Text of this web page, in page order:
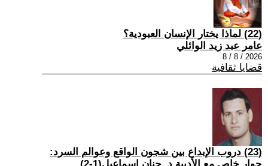
(22) لماذا يختار الإنسان العبودية؟
عامر عبد زيد الوائلي
2026 / 8 / 8
قضايا ثقافية
(23) دروب الإبداع بين شجون الواقع وعوالم السرد: